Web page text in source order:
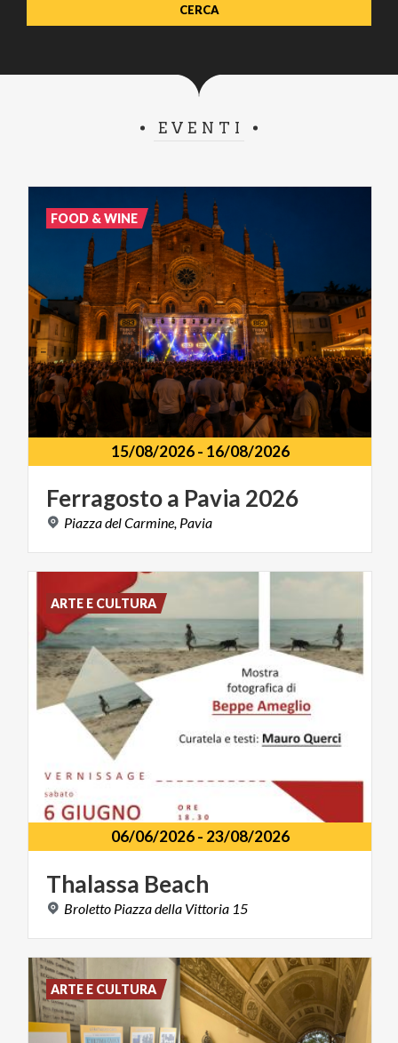
EVENTI
15/08/2026- 16/08/2026
Ferragostoa Pavia 2026
PiazzadelCarmine, Pavia
FOOD & WINE
06/06/2026- 23/08/2026
Thalassa Beach
Broletto Piazzadella Vittoria 15
ARTE E CULTURA
ARTE E CULTURA